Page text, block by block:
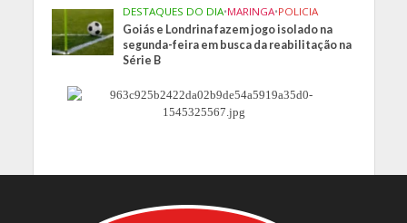
DESTAQUES DO DIA•MARINGA•POLICIA
Goiás e Londrina fazem jogo isolado na
segunda-feira em busca da reabilitação na
Série B